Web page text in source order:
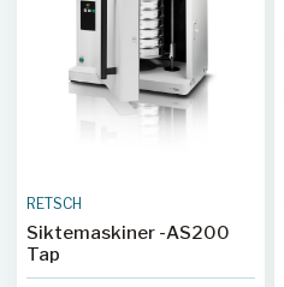
RETSCH
Siktemaskiner -AS200
Tap